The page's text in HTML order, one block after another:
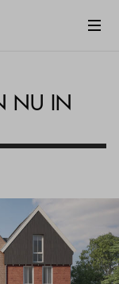
NU IN